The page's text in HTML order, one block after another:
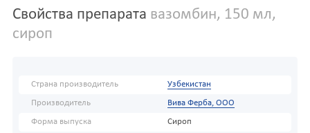
Свойства препарата вазомбин, 150 мл,
сироп
Страна производитель Узбекистан
Производитель Вива Ферба, ООО
Форма выпуска Сироп